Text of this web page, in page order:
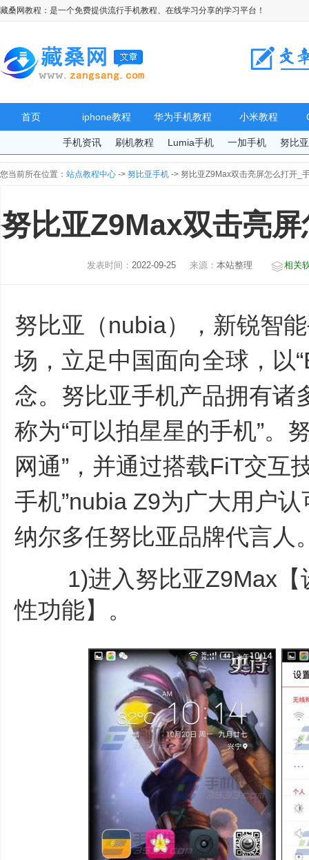
藏桑网教程：是一个免费提供流行手机教程、在线学习分享的学习平台！
首页 iphone教程 华为手机教程 小米教程
手机资讯 刷机教程 Lumia手机 一加手机 努比
您当前所在位置： 站点教程中心 -> 努比亚手机 -> 努比亚Z9Max双击亮屏怎么打开_
努比亚Z9Max双击亮
发表时间：2022-09-25 来源：本站整理 相关
努比亚（nubia），新锐智
场，立足中国面向全球，以
念。努比亚手机产品拥有诸
称为“可以拍星星的手机”。
网通”，并通过搭载FiT交互
手机”nubia Z9为广大用户
纳尔多任努比亚品牌代言人
1)进入努比亚Z9Max【
性功能】。